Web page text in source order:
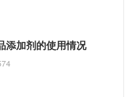
添加剂的使用情况